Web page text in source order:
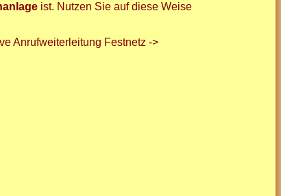
ist. Nutzen Sie auf diese Weise
Anrufweiterleitung Festnetz ->